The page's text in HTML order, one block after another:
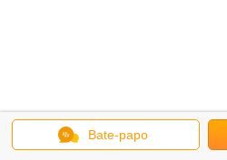
Bate-papo